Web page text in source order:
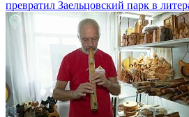
превратил Заельцовский парк в